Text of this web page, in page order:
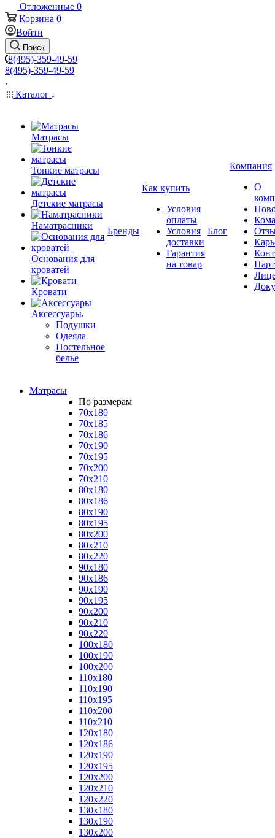
Отложенные 0
Корзина 0
Войти
Поиск
8(495)-359-49-59
8(495)-359-49-59
Каталог
Матрасы
Тонкие матрасы
Детские матрасы
Наматрасники
Основания для
кроватей
Кровати
Аксессуары
Подушки
Одеяла
Постельное
белье
Бренды
Как купить
Условия
оплаты
Условия
доставки
Гарантия
на товар
Блог
Компания
О
Матрасы
По размерам
70x180
70x185
70x186
70x190
70x195
70x200
70x210
80x180
80x186
80x190
80x195
80x200
80x210
80x220
90x180
90x186
90x190
90x195
90x200
90x210
90x220
100x180
100x190
100x200
110x180
110x190
110x195
110x200
110x210
120x180
120x186
120x190
120x195
120x200
120x210
120x220
130x180
130x190
130x200